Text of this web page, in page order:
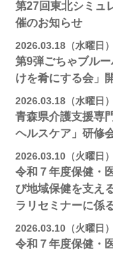
第27回東北シミュ
催のお知らせ
2026.03.18（水曜日）
第9弾ごちゃブル
けを肴にする会」
2026.03.18（水曜日）
青森県介護支援専
ヘルスケア」研修
2026.03.10（火曜日）
令和７年度保健・
び地域保健を支え
ラリセミナーに係
2026.03.10（火曜日）
令和７年度保健・